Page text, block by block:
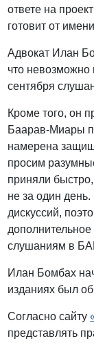
ответе на
готовит от
Адвокат Илан
что невозможно
сентября
Кроме того, он
Баарав-Миары
намерена
просим
приняли
не за один
дискуссий,
слушаниям в
Илан Бомбах
изданиях был
Согласно сайту
представлять